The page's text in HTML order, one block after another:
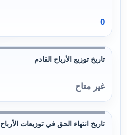
0
تاريخ توزيع الأرباح القادم
غير متاح
تاريخ انتهاء الحق في توزيعات الأرباح